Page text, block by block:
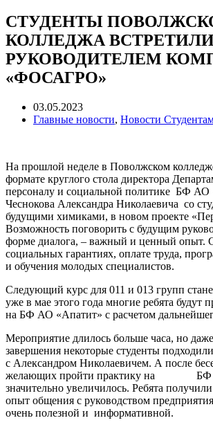
СТУДЕНТЫ
КОЛЛЕДЖА
РУКОВОДИТЕЛЕМ
«ФОСАГРО»
03.05.2023
Главные новости, Новости
На прошлой неделе в Поволжском
формате круглого стола директора
персоналу и социальной политике БФ АО
Чеснокова Александра Николаевича со
будущими химиками, в новом проекте
Возможность поговорить с будущим
форме диалога, – важный и ценный опыт.
социальных гарантиях, оплате труда,
и обучения молодых специалистов.
Следующий курс для 011 и 013 групп
уже в мае этого года многие ребята будут
на БФ АО «Апатит» с расчетом
Мероприятие длилось больше часа, но
завершения некоторые студенты
с Александром Николаевичем. А после
желающих пройти практику на БФ
значительно увеличилось. Ребята
опыт общения с руководством
очень полезной и информативной.